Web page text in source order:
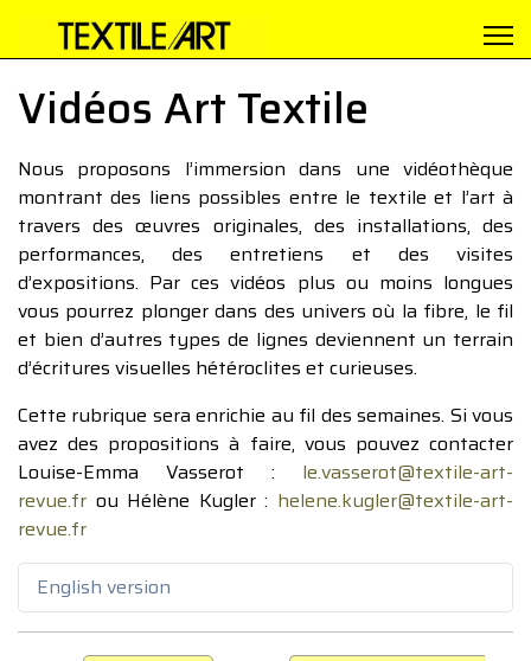
Vidéos Art Textile
Nous proposons l’immersion dans une vidéothèque
montrant des liens possibles entre le textile et l’art à
travers des œuvres originales, des installations, des
performances, des entretiens et des visites
d’expositions. Par ces vidéos plus ou moins longues
vous pourrez plonger dans des univers où la fibre, le fil
et bien d’autres types de lignes deviennent un terrain
d’écritures visuelles hétéroclites et curieuses.
Cette rubrique sera enrichie au fil des semaines. Si vous
avez des propositions à faire, vous pouvez contacter
Louise-Emma Vasserot : le.vasserot@textile-art-
revue.fr ou Hélène Kugler : helene.kugler@textile-art-
revue.fr
English version